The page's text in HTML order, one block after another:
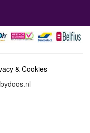
& Cookies